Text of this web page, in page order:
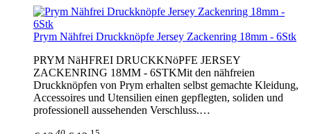
Prym Nähfrei Druckknöpfe Jersey Zackenring 18mm - 6Stk
PRYM NäHFREI DRUCKKNöPFE JERSEY
ZACKENRING 18MM - 6STKMit den nähfreien
Druckknöpfen von Prym erhalten selbst gemachte Kleidung,
Accessoires und Utensilien einen gepflegten, soliden und
professionell aussehenden Verschluss.…